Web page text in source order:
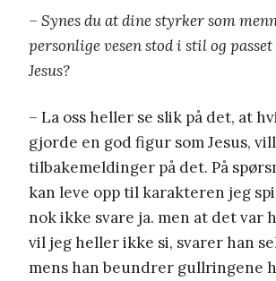
– Synes du at dine styrker som
personlige vesen stod i stil og
Jesus?
– La oss heller se slik på det, at
gjorde en god figur som Jesus,
tilbakemeldinger på det. På
kan leve opp til karakteren jeg
nok ikke svare ja. men at det var
vil jeg heller ikke si, svarer han
mens han beundrer gullringene